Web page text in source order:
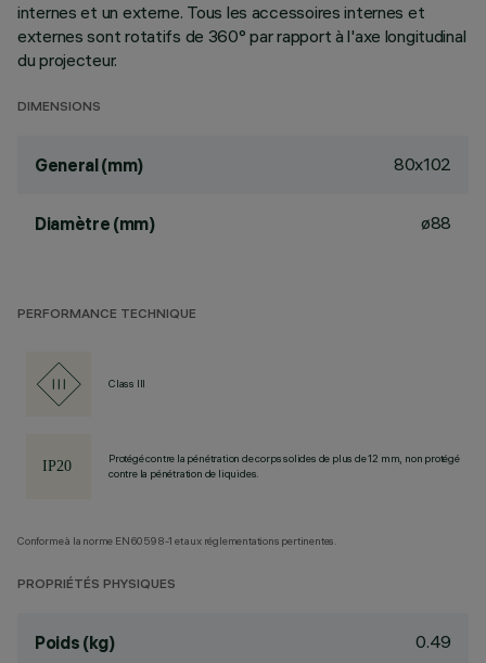
internes et un externe. Tous les accessoires internes et
externes sont rotatifs de 360° par rapport à l'axe longitudinal
du projecteur.
DIMENSIONS
General (mm) 80x102
Diamètre (mm) ø88
PERFORMANCE TECHNIQUE
Class III
Protégé contre la pénétration de corps solides de plus de 12 mm, non protégé
contre la pénétration de liquides.
Conforme à la norme EN60598-1 et aux réglementations pertinentes.
PROPRIÉTÉS PHYSIQUES
Poids (kg) 0.49